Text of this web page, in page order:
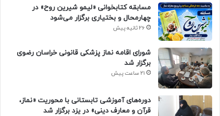
مسابقه کتابخوانی «لیمو شیرین روح» در
چهارمحال و بختیاری برگزار می‌شود
26 ثانیه پیش
شورای اقامه نماز پزشکی قانونی خراسان رضوی
برگزار شد
21 ساعت پیش
دوره‌های آموزشی تابستانی با محوریت «نماز،
قرآن و معارف دینی» در یزد برگزار شد